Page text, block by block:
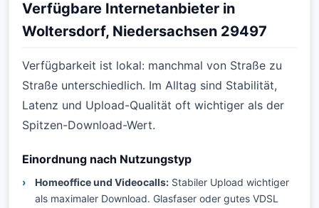
Verfügbare Internetanbieter in
Woltersdorf, Niedersachsen 29497
Verfügbarkeit ist lokal: manchmal von Straße zu
Straße unterschiedlich. Im Alltag sind Stabilität,
Latenz und Upload-Qualität oft wichtiger als der
Spitzen-Download-Wert.
Einordnung nach Nutzungstyp
Homeoffice und Videocalls: Stabiler Upload wichtiger
als maximaler Download. Glasfaser oder gutes VDSL